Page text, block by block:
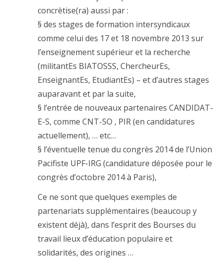
concrètise(ra) aussi par :
§ des stages de formation intersyndicaux
comme celui des 17 et 18 novembre 2013 sur
l’enseignement supérieur et la recherche
(militantEs BIATOSSS, ChercheurEs,
EnseignantEs, EtudiantEs) – et d’autres stages
auparavant et par la suite,
§ l’entrée de nouveaux partenaires CANDIDAT-
E-S, comme CNT-SO , PIR (en candidatures
actuellement), … etc…
§ l’éventuelle tenue du congrès 2014 de l’Union
Pacifiste UPF-IRG (candidature déposée pour le
congrès d’octobre 2014 à Paris),
Ce ne sont que quelques exemples de
partenariats supplémentaires (beaucoup y
existent déjà), dans l’esprit des Bourses du
travail lieux d’éducation populaire et
solidarités, des origines …